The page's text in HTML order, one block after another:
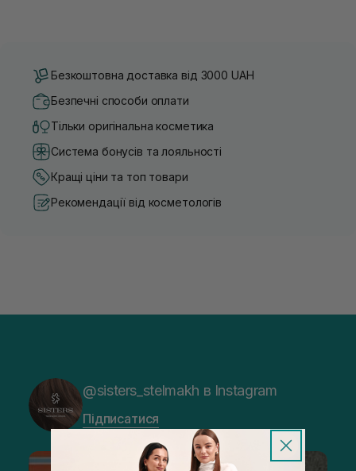
Безкоштовна доставка від 3000 UAH
Безпечні способи оплати
Тільки оригінальна косметика
Система бонусів та лояльності
Кращі ціни та топ товари
Рекомендації від косметологів
@sisters_stelmakh в Instagram
Підписатися